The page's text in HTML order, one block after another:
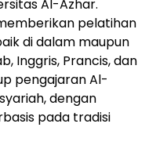
Al-Azhar.
pelatihan
di dalam maupun
Inggris, Prancis, dan
pengajaran Al-
dengan
pada tradisi